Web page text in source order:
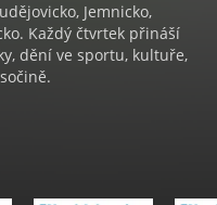
Jemnicko,
Každý čtvrtek přináší
dění ve sportu, kultuře,